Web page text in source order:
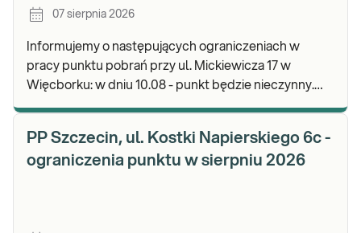
07 sierpnia 2026
Informujemy o następujących ograniczeniach w
pracy punktu pobrań przy ul. Mickiewicza 17 w
Więcborku: w dniu 10.08 - punkt będzie nieczynny.
PP Szczecin, ul. Kostki Napierskiego 6c -
ograniczenia punktu w sierpniu 2026